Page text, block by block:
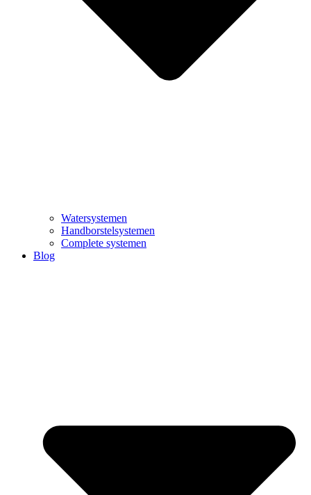
Watersystemen
Handborstelsystemen
Complete systemen
Blog